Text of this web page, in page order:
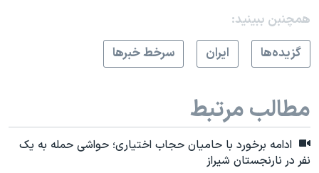
همچنبن ببینید:
گزيده‌ها
ايران سرخط خبرها
مطالب مرتبط
ادامه برخورد با حامیان حجاب اختیاری؛ حواشی حمله به یک
نفر در نارنجستان شیراز